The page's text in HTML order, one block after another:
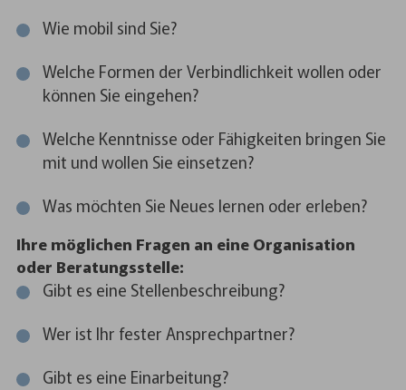
Wie mobil sind Sie?
Welche Formen der Verbindlichkeit wollen oder
können Sie eingehen?
Welche Kenntnisse oder Fähigkeiten bringen Sie
mit und wollen Sie einsetzen?
Was möchten Sie Neues lernen oder erleben?
Ihre möglichen Fragen an eine Organisation
oder Beratungsstelle:
Gibt es eine Stellenbeschreibung?
Wer ist Ihr fester Ansprechpartner?
Gibt es eine Einarbeitung?